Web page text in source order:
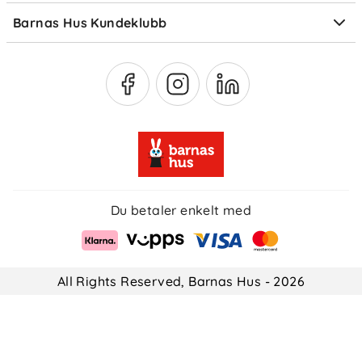
Barnas Hus Kundeklubb
Medlemsvilkår
Du betaler enkelt med
All Rights Reserved, Barnas Hus - 2026